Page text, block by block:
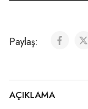
Paylaş:
AÇIKLAMA